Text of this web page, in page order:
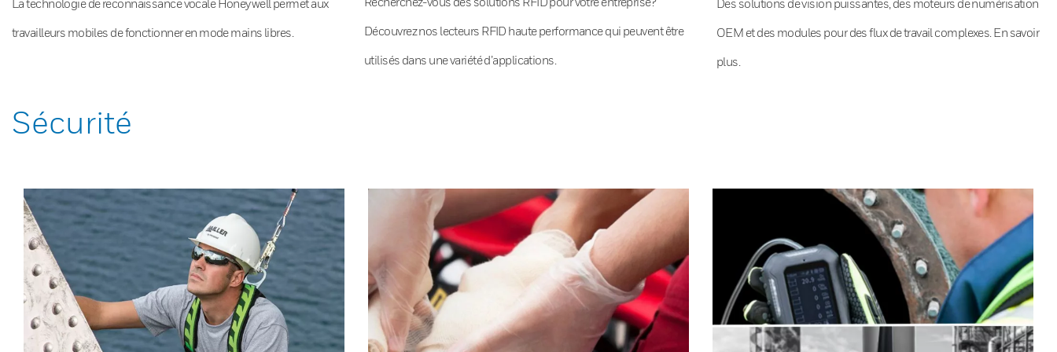
La technologie de reconnaissance vocale Honeywell permet aux
travailleurs mobiles de fonctionner en mode mains libres. Découvrez nos lecteurs RFID haute performance qui peuvent être
utilisés dans une variété d’applications.
Des solutions de vision puissantes, des moteurs de numérisation
OEM et des modules pour des flux de travail complexes. En savoir
plus.
Sécurité